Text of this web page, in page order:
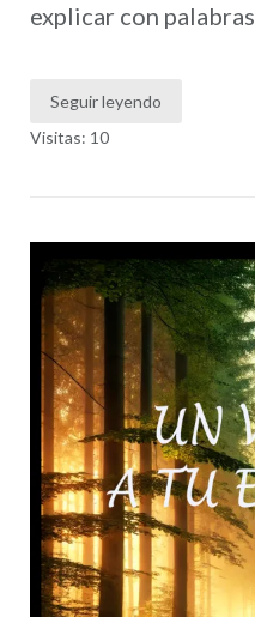
explicar con palabras.
Seguir leyendo
Visitas: 10